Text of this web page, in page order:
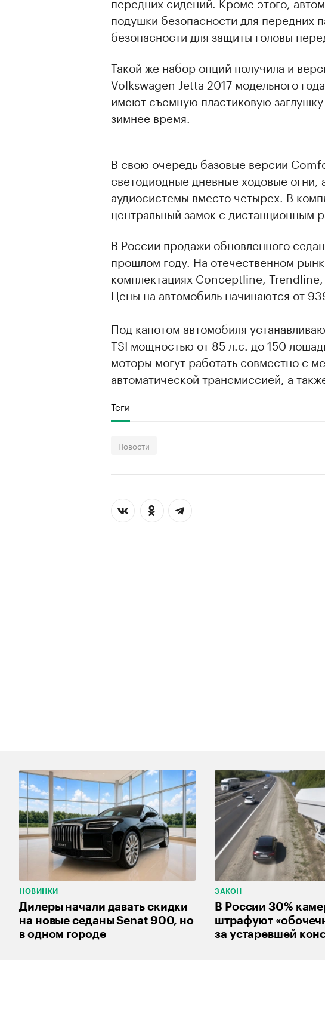
подушки безопасности для передних
безопасности для защиты головы
Такой же набор опций получила и
Volkswagen Jetta 2017 модельного
имеют съемную пластиковую
зимнее время.
00:00
В свою очередь базовые версии
светодиодные дневные ходовые огни,
аудиосистемы вместо четырех. В
центральный замок с дистанционным
В России продажи обновленного
прошлом году. На отечественном
комплектациях Conceptline,
Цены на автомобиль начинаются от
Под капотом автомобиля
TSI мощностью от 85 л.с. до 150
моторы могут работать совместно с
автоматической трансмиссией, а
Теги
Новости
НОВИНКИ
Дилеры начали давать скидки
на новые седаны Senat 900, но
в одном городе
ЗАКОН
В России 30%
штрафуют
за устаревшей